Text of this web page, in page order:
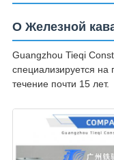
О Железной
Guangzhou Tieqi
специализируется
течение почти 15 лет.